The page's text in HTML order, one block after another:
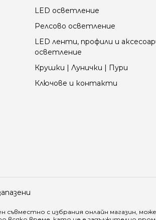
LED осветление
Релсово осветление
LED ленти, профили и
осветление
Крушки | Лунички | Пури
Ключове и контакти
с избрания онлайн магазин,